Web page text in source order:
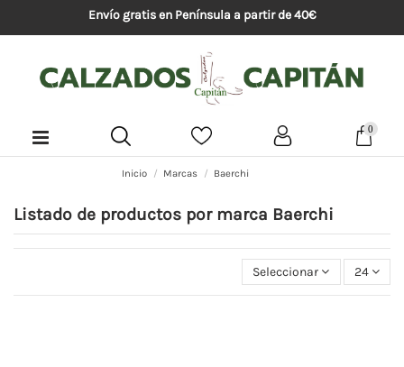
Envío gratis en Península a partir de 40€
0
Inicio Marcas Baerchi
Listado de productos por marca Baerchi
Seleccionar 24